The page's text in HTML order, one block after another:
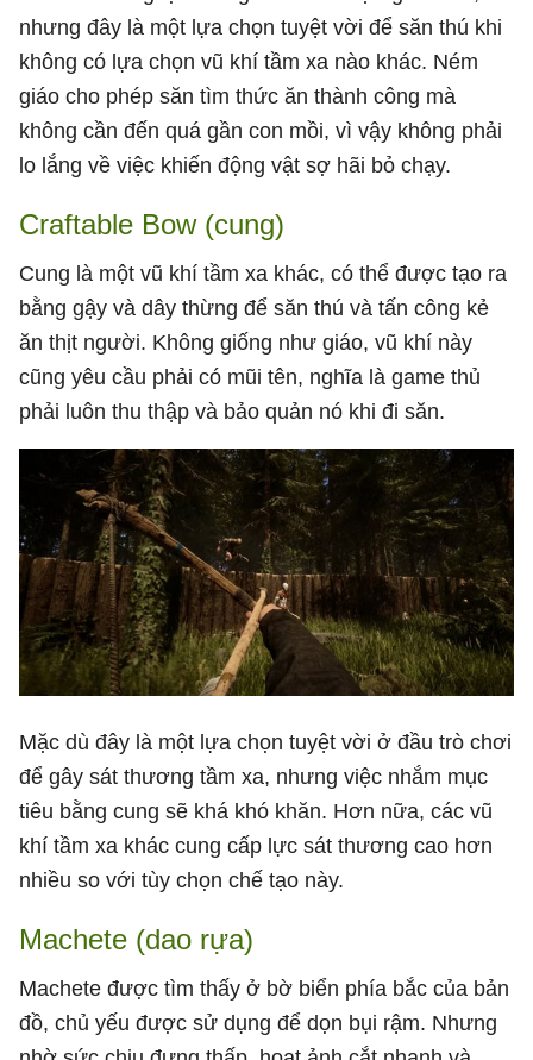
nhưng đây là một lựa chọn tuyệt vời để săn thú khi
không có lựa chọn vũ khí tầm xa nào khác. Ném
giáo cho phép săn tìm thức ăn thành công mà
không cần đến quá gần con mồi, vì vậy không phải
lo lắng về việc khiến động vật sợ hãi bỏ chạy.
Craftable Bow (cung)
Cung là một vũ khí tầm xa khác, có thể được tạo ra
bằng gậy và dây thừng để săn thú và tấn công kẻ
ăn thịt người. Không giống như giáo, vũ khí này
cũng yêu cầu phải có mũi tên, nghĩa là game thủ
phải luôn thu thập và bảo quản nó khi đi săn.
Mặc dù đây là một lựa chọn tuyệt vời ở đầu trò chơi
để gây sát thương tầm xa, nhưng việc nhắm mục
tiêu bằng cung sẽ khá khó khăn. Hơn nữa, các vũ
khí tầm xa khác cung cấp lực sát thương cao hơn
nhiều so với tùy chọn chế tạo này.
Machete (dao rựa)
Machete được tìm thấy ở bờ biển phía bắc của bản
đồ, chủ yếu được sử dụng để dọn bụi rậm. Nhưng